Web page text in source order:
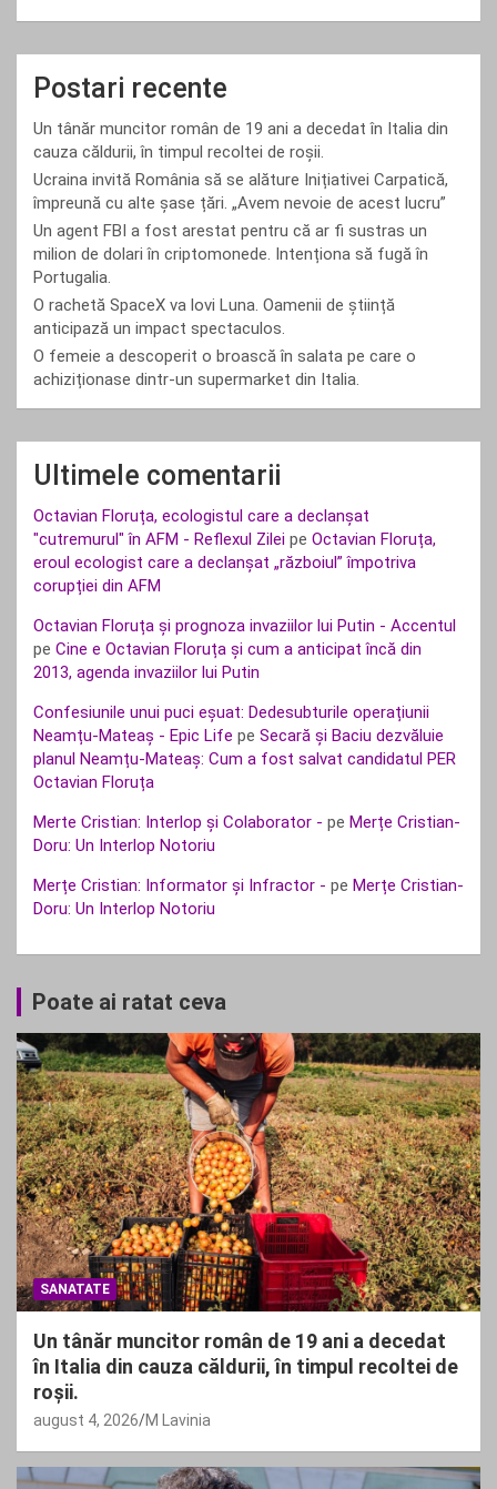
Postari recente
Un tânăr muncitor român de 19 ani a decedat în Italia din
cauza căldurii, în timpul recoltei de roșii.
Ucraina invită România să se alăture Inițiativei Carpatică,
împreună cu alte șase țări. „Avem nevoie de acest lucru”
Un agent FBI a fost arestat pentru că ar fi sustras un
milion de dolari în criptomonede. Intenționa să fugă în
Portugalia.
O rachetă SpaceX va lovi Luna. Oamenii de știință
anticipază un impact spectaculos.
O femeie a descoperit o broască în salata pe care o
achiziționase dintr-un supermarket din Italia.
Ultimele comentarii
Octavian Floruța, ecologistul care a declanșat
"cutremurul" în AFM - Reflexul Zilei pe Octavian Floruța,
eroul ecologist care a declanșat „războiul” împotriva
corupției din AFM
Octavian Floruța și prognoza invaziilor lui Putin - Accentul
pe Cine e Octavian Floruța și cum a anticipat încă din
2013, agenda invaziilor lui Putin
Confesiunile unui puci eșuat: Dedesubturile operațiunii
Neamțu-Mateaș - Epic Life pe Secară și Baciu dezvăluie
planul Neamțu-Mateaș: Cum a fost salvat candidatul PER
Octavian Floruța
Merte Cristian: Interlop și Colaborator - pe Merțe Cristian-
Doru: Un Interlop Notoriu
Merțe Cristian: Informator și Infractor - pe Merțe Cristian-
Doru: Un Interlop Notoriu
Poate ai ratat ceva
SANATATE
Un tânăr muncitor român de 19 ani a decedat
în Italia din cauza căldurii, în timpul recoltei de
roșii.
august 4, 2026 M Lavinia